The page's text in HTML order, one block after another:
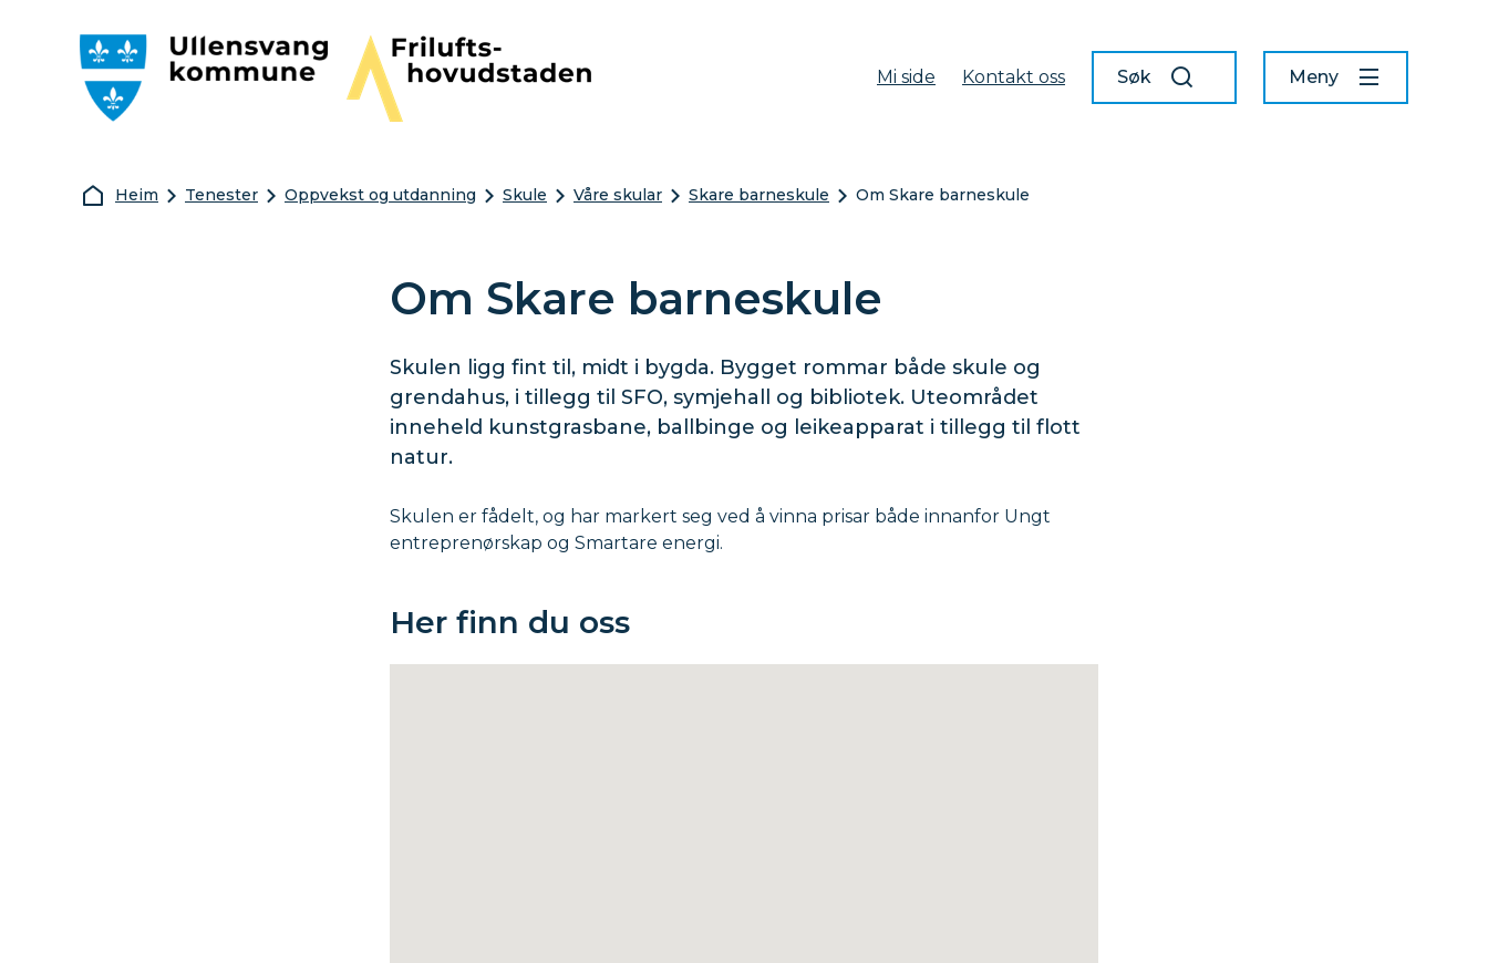
Mi side Kontakt oss Søk Meny
Du er her:
Heim Tenester Oppvekst og utdanning Skule Våre skular Skare barneskule Om Skare barneskule
Om Skare barneskule
Skulen ligg fint til, midt i bygda. Bygget rommar både skule og
grendahus, i tillegg til SFO, symjehall og bibliotek. Uteområdet
inneheld kunstgrasbane, ballbinge og leikeapparat i tillegg til flott
natur.
Skulen er fådelt, og har markert seg ved å vinna prisar både innanfor Ungt
entreprenørskap og Smartare energi.
Her finn du oss